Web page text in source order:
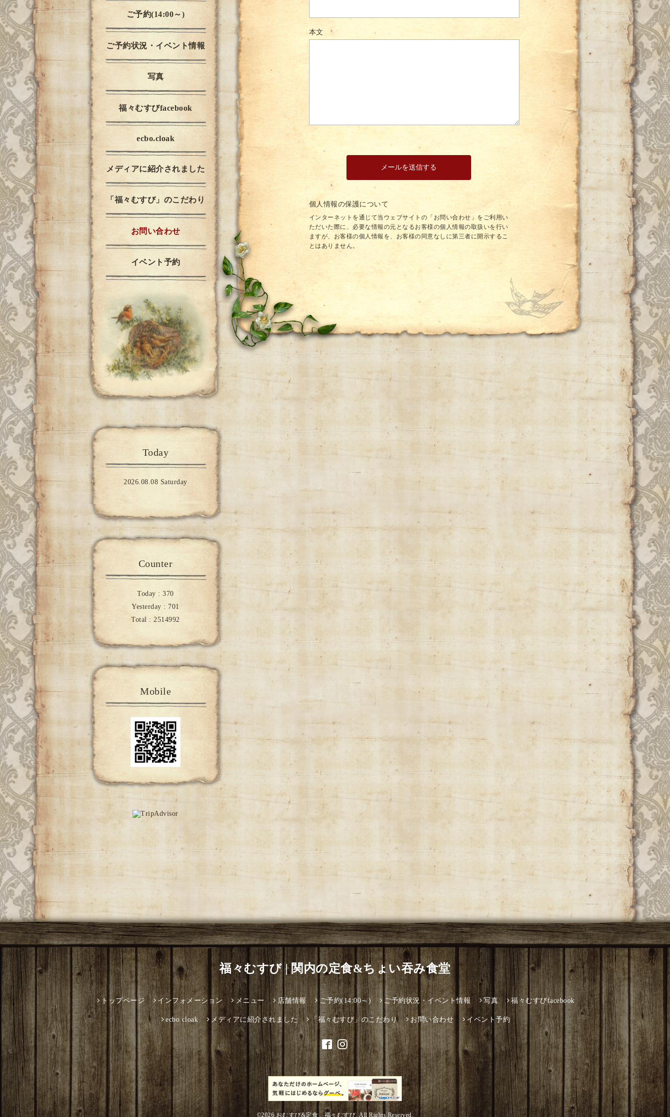
本文
個人情報の保護について
インターネットを通じて当ウェブサイトの「お問い合わせ」をご利用い
ただいた際に、必要な情報の元となるお客様の個人情報の取扱いを行い
ますが、お客様の個人情報を、お客様の同意なしに第三者に開示するこ
とはありません。
ご予約(14:00～)
ご予約状況・イベント情報
写真
福々むすびfacebook
ecbo.cloak
メディアに紹介されました
「福々むすび」のこだわり
お問い合わせ
イベント予約
Today
2026.08.08 Saturday
Counter
Today :370
Yesterday : 701
Total : 2514992
Mobile
福々むすび | 関内の定食&ちょい吞み食堂
トップページ インフォメーション メニュー 店舗情報 ご予約(14:00～) ご予約状況・イベント情報 写真 福々むすびfacebook
ecbo.cloak メディアに紹介されました 「福々むすび」のこだわり お問い合わせ イベント予約
©2026おむすび&定食 福々むすび. All Rights Reserved.